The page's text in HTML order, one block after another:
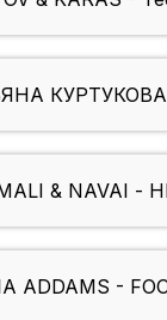
& NAVAI
ADDAMS -